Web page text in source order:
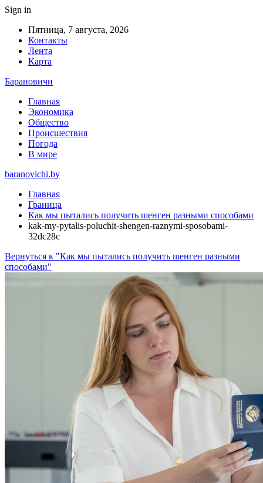
Sign in
Пятница, 7 августа, 2026
Контакты
Лента
Карта
Барановичи
Главная
Экономика
Общество
Происшествия
Погода
В мире
baranovichi.by
Главная
Граница
Как мы пытались получить шенген разными способами
kak-my-pytalis-poluchit-shengen-raznymi-sposobami-
32dc28c
Вернуться к "Как мы пытались получить шенген разными
способами"